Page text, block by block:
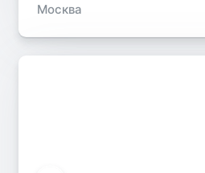
Москва